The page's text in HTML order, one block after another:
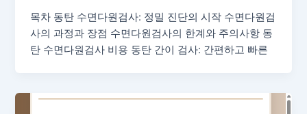
목차 동탄 수면다원검사: 정밀 진단의 시작 수면다원검
사의 과정과 장점 수면다원검사의 한계와 주의사항 동
탄 수면다원검사 비용 동탄 간이 검사: 간편하고 빠른